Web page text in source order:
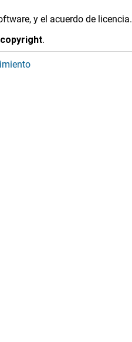
y el acuerdo de licencia.
.